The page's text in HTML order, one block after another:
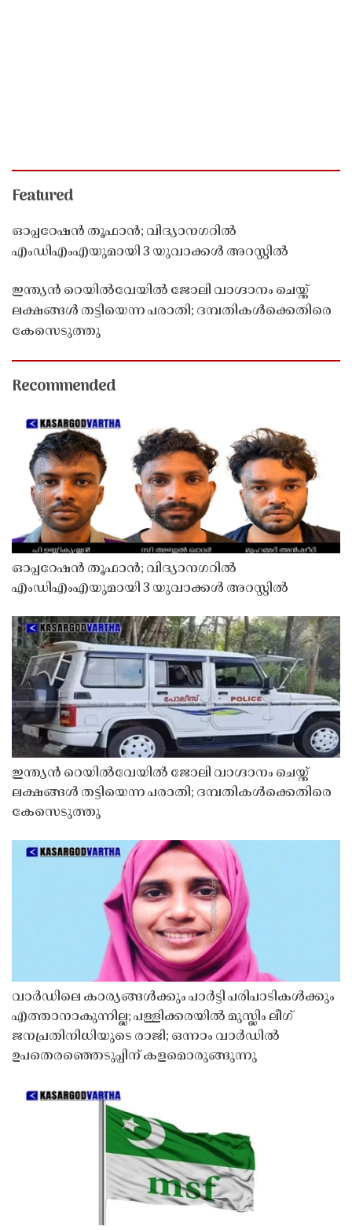
Featured
ഓപ്പറേഷൻ തൂഫാൻ; വിദ്യാനഗറിൽ
എംഡിഎംഎയുമായി 3 യുവാക്കൾ അറസ്റ്റിൽ
ഇന്ത്യൻ റെയിൽവേയിൽ ജോലി വാഗ്ദാനം ചെയ്ത്
ലക്ഷങ്ങൾ തട്ടിയെന്ന പരാതി; ദമ്പതികൾക്കെതിരെ
കേസെടുത്തു
Recommended
ഓപ്പറേഷൻ തൂഫാൻ; വിദ്യാനഗറിൽ
എംഡിഎംഎയുമായി 3 യുവാക്കൾ അറസ്റ്റിൽ
ഇന്ത്യൻ റെയിൽവേയിൽ ജോലി വാഗ്ദാനം ചെയ്ത്
ലക്ഷങ്ങൾ തട്ടിയെന്ന പരാതി; ദമ്പതികൾക്കെതിരെ
കേസെടുത്തു
വാർഡിലെ കാര്യങ്ങൾക്കും പാർട്ടി പരിപാടികൾക്കും
എത്താനാകുന്നില്ല; പള്ളിക്കരയിൽ മുസ്ലിം ലീഗ്
ജനപ്രതിനിധിയുടെ രാജി; ഒന്നാം വാർഡിൽ
ഉപതെരഞ്ഞെടുപ്പിന് കളമൊരുങ്ങുന്നു